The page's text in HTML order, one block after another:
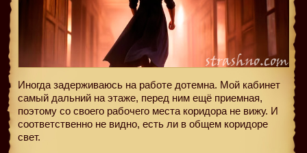
Иногда задерживаюсь на работе дотемна. Мой кабинет
самый дальний на этаже, перед ним ещё приемная,
поэтому со своего рабочего места коридора не вижу. И
соответственно не видно, есть ли в общем коридоре
свет.